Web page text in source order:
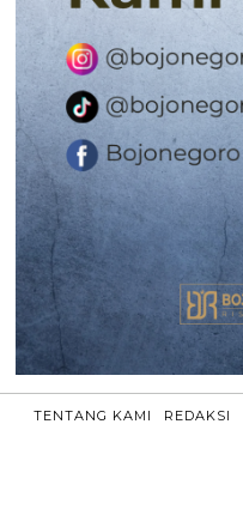
TENTANG KAMI REDAKSI